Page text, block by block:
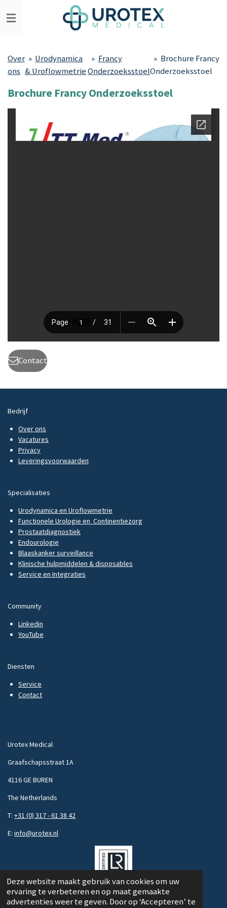
Deze website maakt gebruik van cookies om uw
ervaring te verbeteren en op maat gemaakte
advertenties weer te geven. Door op ‘Accepteren’ te
direct
hoofdinhoud
Over
ons
» Urodynamica
& Uroflowmetrie
» Francy
Onderzoeksstoel
» Brochure Francy
Onderzoeksstoel
Brochure Francy Onderzoeksstoel
Contact
Bedrijf
Over ons
Vacatures
Privacy
Leveringsvoorwaarden
Specialisaties
Urodynamica en Uroflowmetrie
Functionele Urologie en Continentiezorg
Prostaatdiagnostiek
Endourologie
Blaaskanker surveillance
Klinische hulpmiddelen & disposables
Service en Integraties
Community
Linkedin
YouTube
Diensten
Service
Contact
Urotex Medical
Graafschapsstraat 1A
4116 GE BUREN
The Netherlands
T: +31 (0) 317 - 61 38 42
E: info@urotex.nl
© 2020 - 2025 Urotex Medical
Powered byJouwWeb